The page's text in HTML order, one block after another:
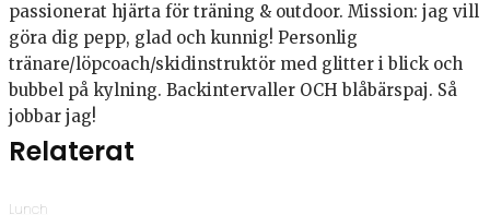
passionerat hjärta för träning & outdoor. Mission: jag vill
göra dig pepp, glad och kunnig! Personlig
tränare/löpcoach/skidinstruktör med glitter i blick och
bubbel på kylning. Backintervaller OCH blåbärspaj. Så
jobbar jag!
Relaterat
Lunch